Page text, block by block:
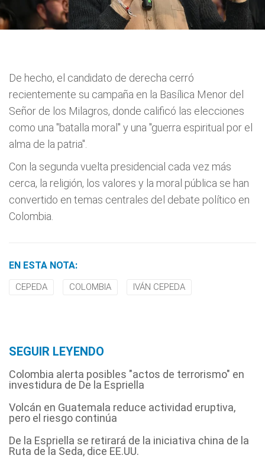
De hecho, el candidato de derecha cerró
recientemente su campaña en la Basílica Menor del
Señor de los Milagros, donde calificó las elecciones
como una "batalla moral" y una "guerra espiritual por el
alma de la patria".
Con la segunda vuelta presidencial cada vez más
cerca, la religión, los valores y la moral pública se han
convertido en temas centrales del debate político en
Colombia.
EN ESTA NOTA:
CEPEDA COLOMBIA IVÁN CEPEDA
SEGUIR LEYENDO
Colombia alerta posibles "actos de terrorismo" en
investidura de De la Espriella
Volcán en Guatemala reduce actividad eruptiva,
pero el riesgo continúa
De la Espriella se retirará de la iniciativa china de la
Ruta de la Seda, dice EE.UU.